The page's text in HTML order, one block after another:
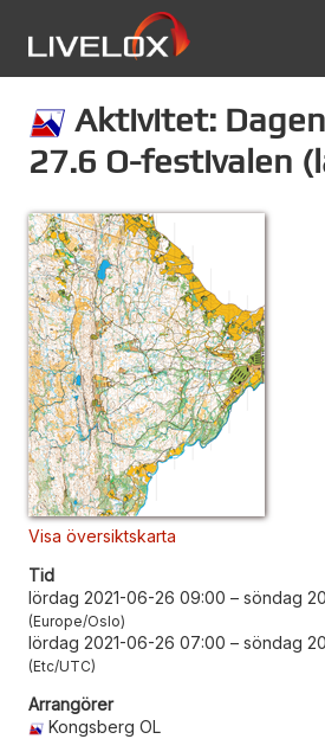
Aktivitet:
27.6 O-festivalen
Visa översiktskarta
Tid
lördag 2021-06-26 09:00 – söndag
Europe/Oslo
lördag 2021-06-26 07:00 – söndag
Etc/UTC
Arrangörer
Kongsberg OL